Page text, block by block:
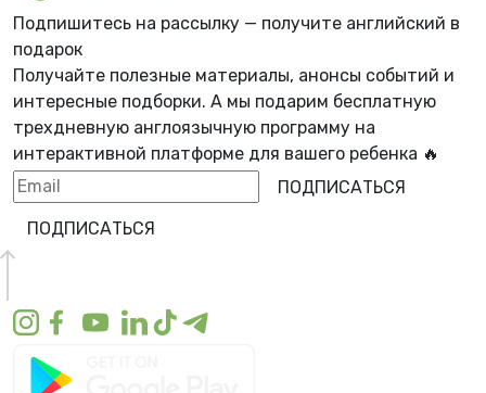
Подпишитесь на рассылку — получите английский в
подарок
Получайте полезные материалы, анонсы событий и
интересные подборки. А мы подарим бесплатную
трехдневную англоязычную программу на
интерактивной платформе для вашего ребенка 🔥
ПОДПИСАТЬСЯ
ПОДПИСАТЬСЯ